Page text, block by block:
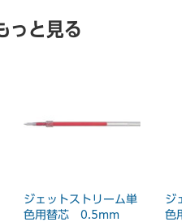
っと見る
ジェットストリーム単
色用替芯 0.5mm
ジ
色